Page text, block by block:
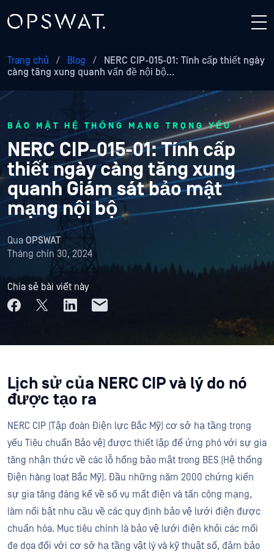
Trang chủ / Blog /
NERC CIP-015-01: Tính cấp thiết ngày
càng tăng xung quanh vấn đề nội bộ…
BẢO MẬT HỆ THỐNG MẠNG TRỌNG YẾU
NERC CIP-015-01: Tính cấp
thiết ngày càng tăng xung
quanh Giám sát bảo mật
mạng nội bộ
QuaOPSWAT
Tháng chín 30, 2024
Chia sẻ bài viết này
Lịch sử của NERC CIP và lý do nó
được tạo ra
NERC CIP (Tập đoàn Điện lực Bắc Mỹ) cơ sở hạ tầng trọng
yếu Tiêu chuẩn Bảo vệ) được thiết lập để ứng phó với sự gia
tăng nhận thức về các lỗ hổng bảo mật trong BES (Hệ thống
Điện hàng loạt Bắc Mỹ). Đầu những năm 2000 chứng kiến
sự gia tăng đáng kể về số vụ mất điện và tấn công mạng,
làm nổi bật nhu cầu về các quy định bảo vệ lưới điện được
chuẩn hóa. Mục tiêu chính là bảo vệ lưới điện khỏi các mối
đe dọa đối với cơ sở hạ tầng vật lý và kỹ thuật số, đảm bảo